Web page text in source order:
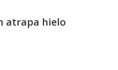
atrapa hielo